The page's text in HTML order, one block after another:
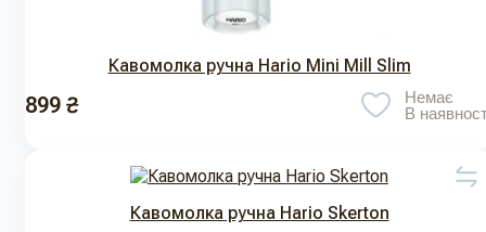
Кавомолка ручна Hario Mini Mill Slim
899 ₴
Немає
В
Кавомолка ручна Hario Skerton